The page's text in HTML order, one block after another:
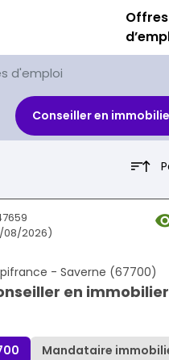
Offres
d'emploi
Conseiller en
08/2026)
- Saverne (67700)
en immobilier
Mandataire